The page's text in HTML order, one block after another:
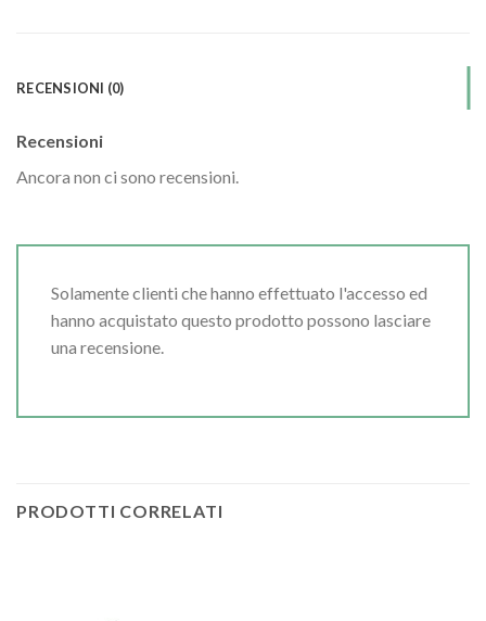
RECENSIONI (0)
Recensioni
Ancora non ci sono recensioni.
Solamente clienti che hanno effettuato l'accesso ed
hanno acquistato questo prodotto possono lasciare
una recensione.
PRODOTTI CORRELATI